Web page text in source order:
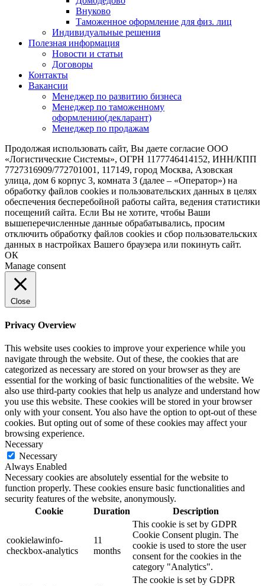
Внуково
Таможенное оформление для физ. лиц
Индивидуальные решения
Полезная информация
Новости и статьи
Договоры
Контакты
Вакансии
Менеджер по развитию бизнеса
Менеджер по таможенному
оформлению(декларант)
Менеджер по продажам
Продолжая использовать сайт, Вы даете согласие ООО
«Логистические Системы», ОГРН 1177746414152, ИНН/КПП
7727316909/772701001, 117149, город Москва, Азовская
улица, дом 6 корпус 3, комната 3 (далее – «Оператор») на
обработку файлов cookies и пользовательских данных в целях
обеспечения бесперебойной работы сайта, ведения статистики
посещений сайта. Если Вы не хотите, чтобы Ваши
вышеперечисленные данные обрабатывались, просим
отключить обработку файлов cookies и сбор пользовательских
данных в настройках Вашего браузера или покинуть сайт.
ОК
Manage consent
Close
Privacy Overview
This website uses cookies to improve your experience while you
navigate through the website. Out of these, the cookies that are
categorized as necessary are stored on your browser as they are
essential for the working of basic functionalities of the website. We
also use third-party cookies that help us analyze and understand how
you use this website. These cookies will be stored in your browser
only with your consent. You also have the option to opt-out of these
cookies. But opting out of some of these cookies may affect your
browsing experience.
Necessary
Necessary
Always Enabled
Necessary cookies are absolutely essential for the website to
function properly. These cookies ensure basic functionalities and
security features of the website, anonymously.
Cookie
Duration Description
cookielawinfo-
checkbox-analytics
11
months
This cookie is set by GDPR
Cookie Consent plugin. The
cookie is used to store the user
consent for the cookies in the
category "Analytics".
The cookie is set by GDPR